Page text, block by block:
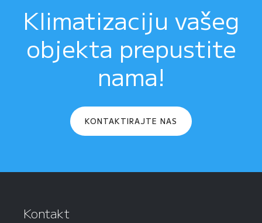
Klimatizaciju vašeg
objekta prepustite
nama!
KONTAKTIRAJTE NAS
Kontakt